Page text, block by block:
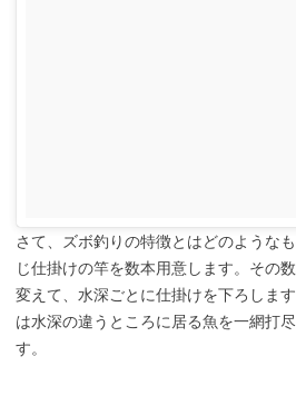
さて、ズボ釣りの特徴とはどのような
じ仕掛けの竿を数本用意します。その
変えて、水深ごとに仕掛けを下ろしま
は水深の違うところに居る魚を一網打
す。